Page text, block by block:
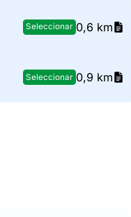
Seleccionar 0,6 km
Seleccionar 0,9 km